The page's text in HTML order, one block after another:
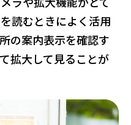
読むときによく活用
の案内表示を確認す
拡大して見ることが